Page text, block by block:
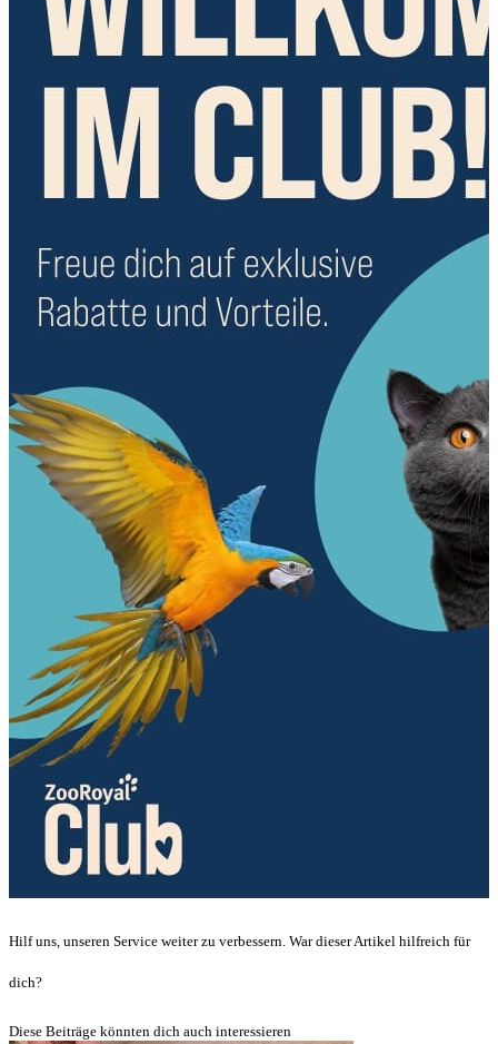
Hilf uns, unseren Service weiter zu verbessern. War dieser Artikel hilfreich für
dich?
Diese Beiträge könnten dich auch interessieren